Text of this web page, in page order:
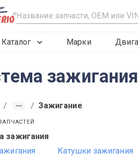
R
Каталог Марки
/ / Зажигание
зажигания
Катушки зажигания